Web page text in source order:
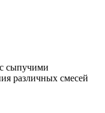
сыпучими
различных смесей